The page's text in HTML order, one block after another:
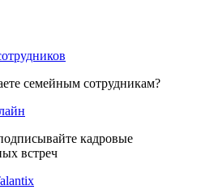
семейным сотрудникам?
кадровые
встреч